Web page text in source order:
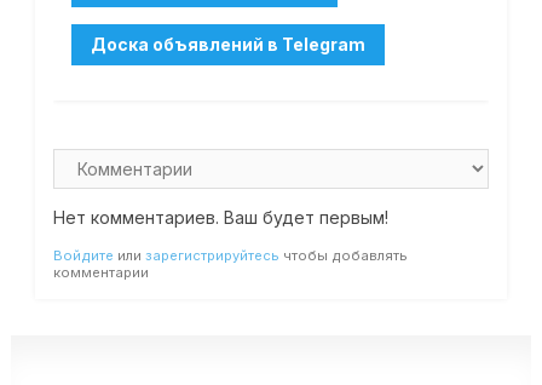
Нет комментариев. Ваш будет первым!
Войдите или зарегистрируйтесь чтобы добавлять
комментарии